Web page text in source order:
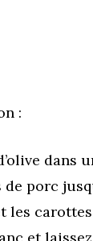
:
dans
porc
les
et